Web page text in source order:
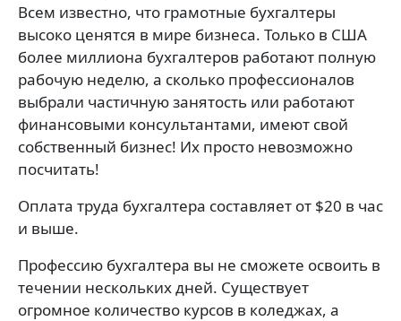
Всем известно, что грамотные бухгалтеры
высоко ценятся в мире бизнеса. Только в США
более миллиона бухгалтеров работают полную
рабочую неделю, а сколько профессионалов
выбрали частичную занятость или работают
финансовыми консультантами, имеют свой
собственный бизнес! Их просто невозможно
посчитать!
Оплата труда бухгалтера составляет от $20 в час
и выше.
Профессию бухгалтера вы не сможете освоить в
течении нескольких дней. Существует
огромное количество курсов в коледжах, а